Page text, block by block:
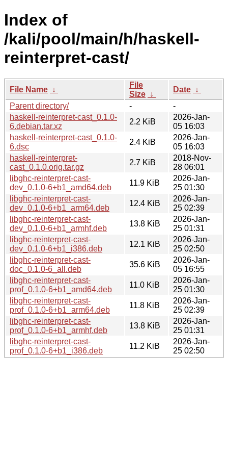
Index of
/kali/pool/main/h/haskell-
reinterpret-cast/
File Name ↓
File
Size ↓
Date ↓
Parent directory/
-
-
haskell-reinterpret-cast_0.1.0-
6.debian.tar.xz
2.2 KiB
2026-Jan-
05 16:03
haskell-reinterpret-cast_0.1.0-
6.dsc
2.4 KiB
2026-Jan-
05 16:03
haskell-reinterpret-
cast_0.1.0.orig.tar.gz
2.7 KiB
2018-Nov-
28 06:01
libghc-reinterpret-cast-
dev_0.1.0-6+b1_amd64.deb
11.9 KiB
2026-Jan-
25 01:30
libghc-reinterpret-cast-
dev_0.1.0-6+b1_arm64.deb
12.4 KiB
2026-Jan-
25 02:39
libghc-reinterpret-cast-
dev_0.1.0-6+b1_armhf.deb
13.8 KiB
2026-Jan-
25 01:31
libghc-reinterpret-cast-
dev_0.1.0-6+b1_i386.deb
12.1 KiB
2026-Jan-
25 02:50
libghc-reinterpret-cast-
doc_0.1.0-6_all.deb
35.6 KiB
2026-Jan-
05 16:55
libghc-reinterpret-cast-
prof_0.1.0-6+b1_amd64.deb
11.0 KiB
2026-Jan-
25 01:30
libghc-reinterpret-cast-
prof_0.1.0-6+b1_arm64.deb
11.8 KiB
2026-Jan-
25 02:39
libghc-reinterpret-cast-
prof_0.1.0-6+b1_armhf.deb
13.8 KiB
2026-Jan-
25 01:31
libghc-reinterpret-cast-
prof_0.1.0-6+b1_i386.deb
11.2 KiB
2026-Jan-
25 02:50